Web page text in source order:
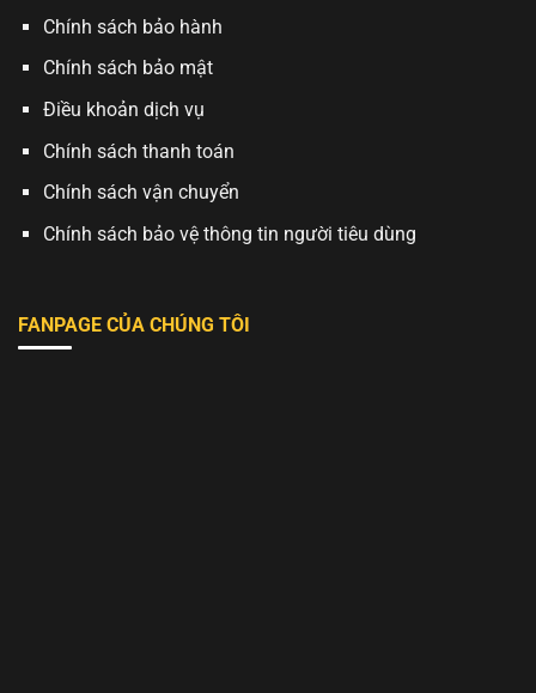
Chính sách bảo hành
Chính sách bảo mật
Điều khoản dịch vụ
Chính sách thanh toán
Chính sách vận chuyển
Chính sách bảo vệ thông tin người tiêu dùng
FANPAGE CỦA CHÚNG TÔI